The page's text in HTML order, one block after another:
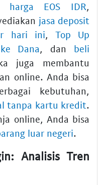
harga EOS IDR,
jasa deposit
hari ini, Top Up
Dana, dan beli
juga membantu
online. Anda bisa
kebutuhan,
tanpa kartu kredit.
online, Anda bisa
luar negeri.
Analisis Tren